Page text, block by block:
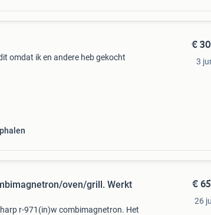
omdat ik en andere heb gekocht
€
3
oven/grill. Werkt
r-971(in)w combimagnetron. Het
€
26